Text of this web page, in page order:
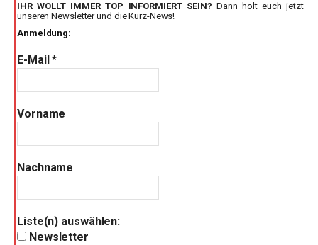
IHR WOLLT IMMER TOP INFORMIERT SEIN? Dann holt euch jetzt
unseren Newsletter und die Kurz-News!
Anmeldung:
E-Mail*
Vorname
Nachname
Liste(n) auswählen:
Newsletter